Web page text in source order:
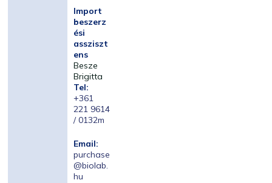
Import
beszerz
ési
assziszt
ens
Besze
Brigitta
Tel:
+361
221 9614
/ 0132m
Email:
purchase
@biolab.
hu